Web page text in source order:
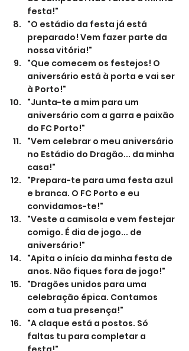
festa!"
"O estádio da festa já está
preparado! Vem fazer parte da
nossa vitória!"
"Que comecem os festejos! O
aniversário está à porta e vai ser
à Porto!"
"Junta-te a mim para um
aniversário com a garra e paixão
do FC Porto!"
"Vem celebrar o meu aniversário
no Estádio do Dragão... da minha
casa!"
"Prepara-te para uma festa azul
e branca. O FC Porto e eu
convidamos-te!"
"Veste a camisola e vem festejar
comigo. É dia de jogo... de
aniversário!"
"Apita o início da minha festa de
anos. Não fiques fora de jogo!"
"Dragões unidos para uma
celebração épica. Contamos
com a tua presença!"
"A claque está a postos. Só
faltas tu para completar a